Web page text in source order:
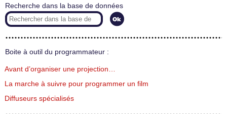
Recherche dans la base de données
Boite à outil du programmateur :
Avant d’organiser une projection…
La marche à suivre pour programmer un film
Diffuseurs spécialisés